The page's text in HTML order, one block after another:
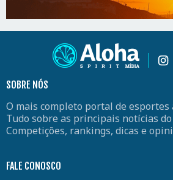
SOBRE NÓS
O mais completo portal de esportes
Tudo sobre as principais notícias
Competições, rankings, dicas e
FALE CONOSCO